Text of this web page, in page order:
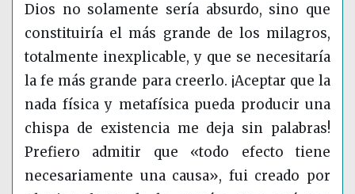
Dios no solamente sería absurdo, sino que
constituiría el más grande de los milagros,
totalmente inexplicable, y que se necesitaría
la fe más grande para creerlo. ¡Aceptar que la
nada física y metafísica pueda producir una
chispa de existencia me deja sin palabras!
Prefiero admitir que «todo efecto tiene
necesariamente una causa», fui creado por